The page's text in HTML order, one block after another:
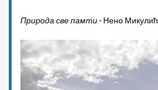
Природа све памти- Нено Микулић